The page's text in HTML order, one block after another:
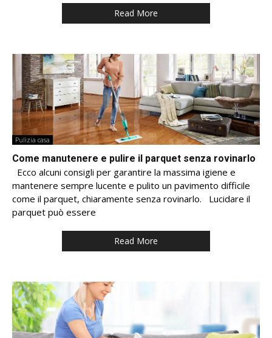
Read More
Pulizia casa
Come manutenere e pulire il parquet senza rovinarlo
Ecco alcuni consigli per garantire la massima igiene e
mantenere sempre lucente e pulito un pavimento difficile
come il parquet, chiaramente senza rovinarlo. Lucidare il
parquet può essere
Read More